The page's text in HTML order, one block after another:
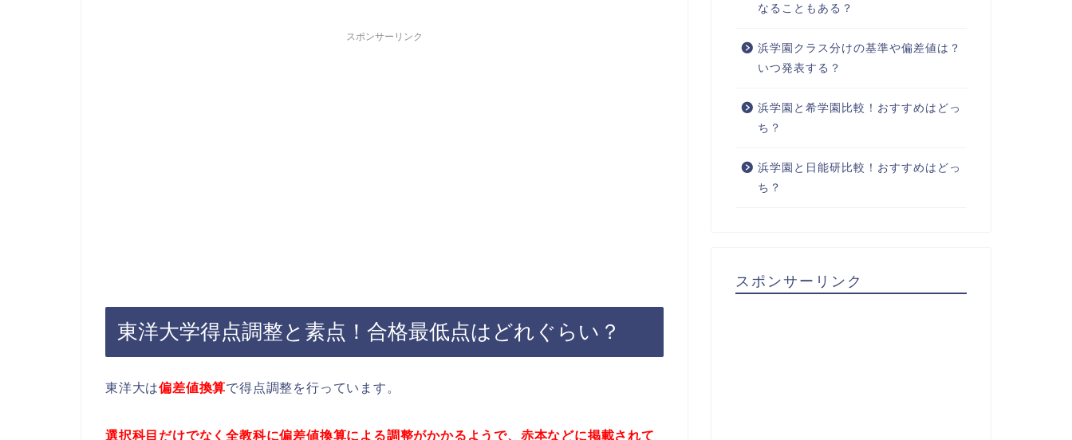
スポンサーリンク
東洋大学得点調整と素点！合格最低点はどれぐらい？
東洋大は偏差値換算で得点調整を行っています。
選択科目だけでなく全教科に偏差値換算による調整がかかるようで、赤本などに掲載されて
なることもある？
浜学園クラス分けの基準や偏差値は？
いつ発表する？
浜学園と希学園比較！おすすめはどっ
ち？
浜学園と日能研比較！おすすめはどっ
ち？
スポンサーリンク